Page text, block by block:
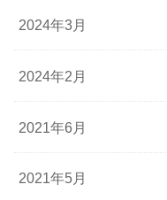
2024年3月
2024年2月
2021年6月
2021年5月